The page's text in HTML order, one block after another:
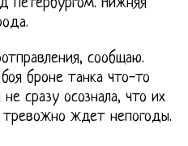
Петербургом. Нижняя
сообщаю.
броне танка что-то
сразу осознала, что их
тревожно ждет непогоды.